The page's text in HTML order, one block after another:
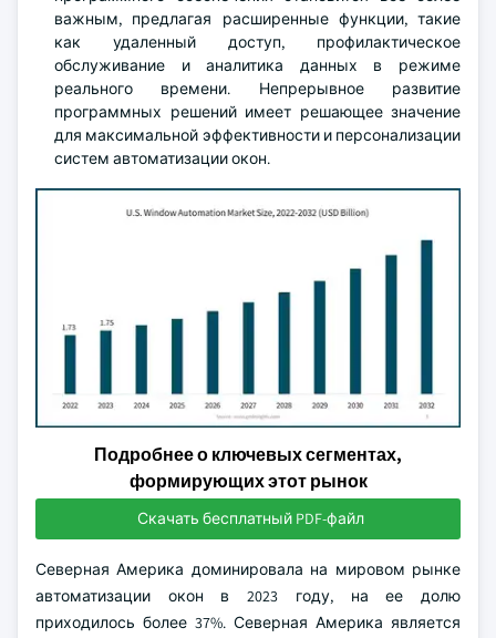
важным, предлагая расширенные функции, такие
как удаленный доступ, профилактическое
обслуживание и аналитика данных в режиме
реального времени. Непрерывное развитие
программных решений имеет решающее значение
для максимальной эффективности и персонализации
систем автоматизации окон.
Подробнее о ключевых сегментах,
формирующих этот рынок
Скачать бесплатный PDF-файл
Северная Америка доминировала на мировом рынке
автоматизации окон в 2023 году, на ее долю
приходилось более 37%. Северная Америка является